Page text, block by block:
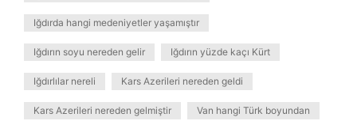
Iğdırda hangi medeniyetler yaşamıştır
Iğdırın soyu nereden gelir Iğdırın yüzde kaçı Kürt
Iğdırlılar nereli Kars Azerileri nereden geldi
Kars Azerileri nereden gelmiştir Van hangi Türk boyundan